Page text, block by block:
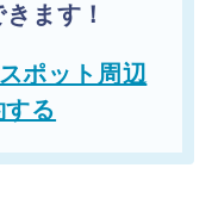
ます！
ポット周辺
る